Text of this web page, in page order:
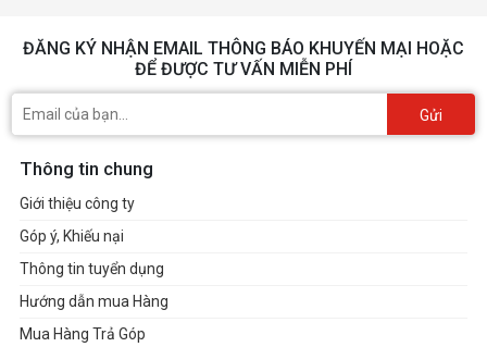
ĐĂNG KÝ NHẬN EMAIL THÔNG BÁO KHUYẾN MẠI HOẶC
ĐỂ ĐƯỢC TƯ VẤN MIỄN PHÍ
Gửi
Thông tin chung
Giới thiệu công ty
Góp ý, Khiếu nại
Thông tin tuyển dụng
Hướng dẫn mua Hàng
Mua Hàng Trả Góp